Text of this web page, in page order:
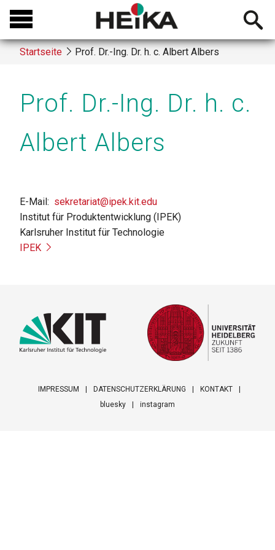
Direkt
zum
Inhalt
Open
Breadcrumb
Startseite Prof. Dr.-Ing. Dr. h. c. Albert Albers
Prof. Dr.-Ing. Dr. h. c.
Albert Albers
E-Mail
sekretariat@ipek.kit.edu
Institut für Produktentwicklung (IPEK)
Karlsruher Institut für Technologie
IPEK
IMPRESSUM DATENSCHUTZERKLÄRUNG
KONTAKT
bluesky
instagram